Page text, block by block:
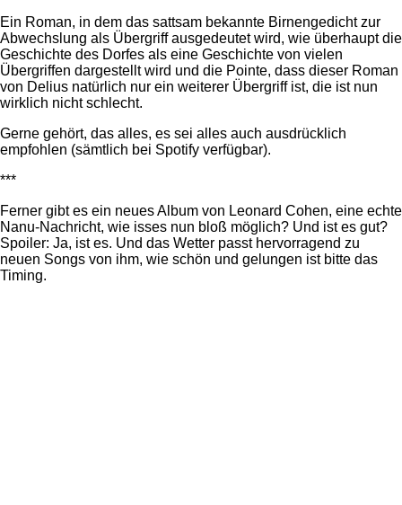
Ein Roman, in dem das sattsam bekannte Birnengedicht zur
Abwechslung als Übergriff ausgedeutet wird, wie überhaupt die
Geschichte des Dorfes als eine Geschichte von vielen
Übergriffen dargestellt wird und die Pointe, dass dieser Roman
von Delius natürlich nur ein weiterer Übergriff ist, die ist nun
wirklich nicht schlecht.
Gerne gehört, das alles, es sei alles auch ausdrücklich
empfohlen (sämtlich bei Spotify verfügbar).
***
Ferner gibt es ein neues Album von Leonard Cohen, eine echte
Nanu-Nachricht, wie isses nun bloß möglich? Und ist es gut?
Spoiler: Ja, ist es. Und das Wetter passt hervorragend zu
neuen Songs von ihm, wie schön und gelungen ist bitte das
Timing.